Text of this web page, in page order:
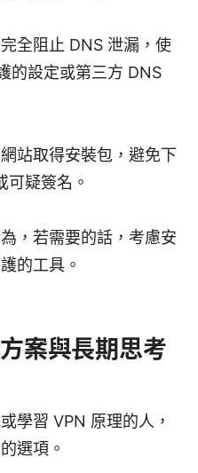
全阻止 DNS 泄漏，使
的設定或第三方 DNS
站取得安裝包，避免下
可疑簽名。
，若需要的話，考慮安
的工具。
案與長期思考
學習 VPN 原理的人，
選項。